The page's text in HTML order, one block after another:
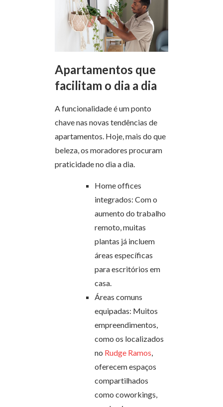
Apartamentos que
facilitam o dia a dia
A funcionalidade é um ponto
chave nas novas tendências de
apartamentos. Hoje, mais do que
beleza, os moradores procuram
praticidade no dia a dia.
Home offices
integrados: Com o
aumento do trabalho
remoto, muitas
plantas já incluem
áreas específicas
para escritórios em
casa.
Áreas comuns
equipadas: Muitos
empreendimentos,
como os localizados
no Rudge Ramos,
oferecem espaços
compartilhados
como coworkings,